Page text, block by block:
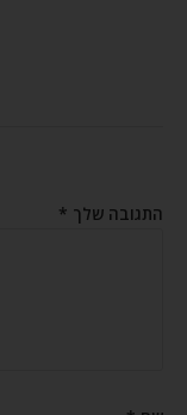
התגובה שלך*